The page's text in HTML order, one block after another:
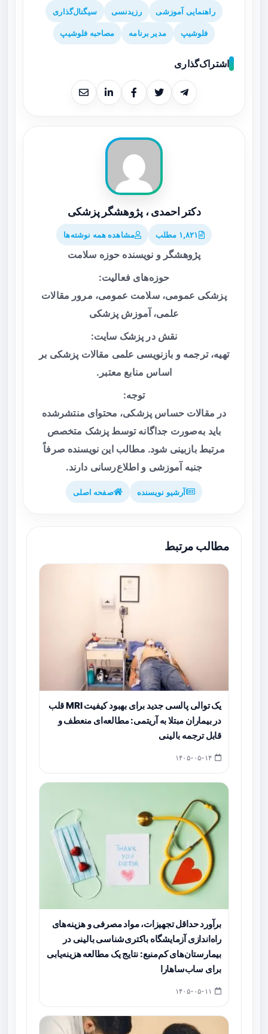
راهنمایی آموزشی رزیدنسی سیگنال‌گذاری
فلوشیپ مدیر برنامه مصاحبه فلوشیپ
اشتراک‌گذاری
دکتر احمدی ، پژوهشگر پزشکی
۱,۸۲۱ مطلب مشاهده همه نوشته‌ها
پژوهشگر و نویسنده حوزه سلامت
حوزه‌های فعالیت:
پزشکی عمومی، سلامت عمومی، مرور مقالات
علمی، آموزش پزشکی
نقش در پزشک سایت:
تهیه، ترجمه و بازنویسی علمی مقالات پزشکی بر
اساس منابع معتبر.
توجه:
در مقالات حساس پزشکی، محتوای منتشرشده
باید به‌صورت جداگانه توسط پزشک متخصص
مرتبط بازبینی شود. مطالب این نویسنده صرفاً
جنبه آموزشی و اطلاع‌رسانی دارند.
آرشیو نویسنده صفحه اصلی
مطالب مرتبط
یک توالی پالسی جدید برای بهبود کیفیت MRI قلب
در بیماران مبتلا به آریتمی: مطالعه‌ای منعطف و
قابل ترجمه بالینی
برآورد حداقل تجهیزات، مواد مصرفی و هزینه‌های
راه‌اندازی آزمایشگاه باکتری‌شناسی بالینی در
بیمارستان‌های کم‌منبع: نتایج یک مطالعه هزینه‌یابی
برای ساب‌ساهارا